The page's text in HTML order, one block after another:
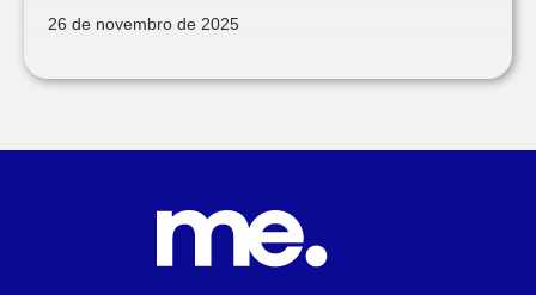
26 de novembro de 2025